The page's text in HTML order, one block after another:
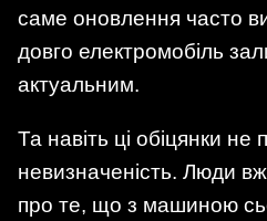
саме оновлення часто
довго електромобіль
актуальним.
Та навіть ці обіцянки
невизначеність. Люди
про те, що з машиною